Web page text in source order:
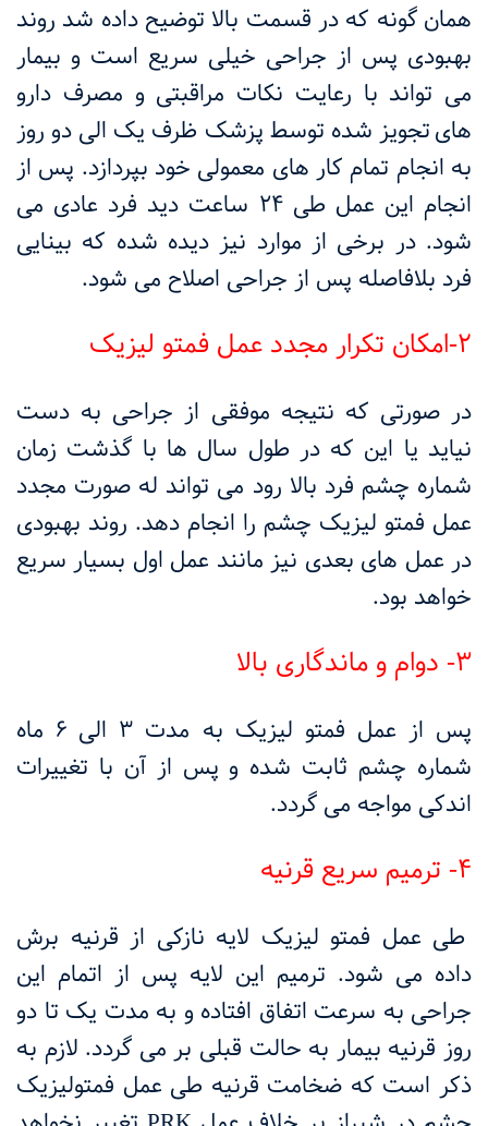
همان گونه که در قسمت بالا توضیح داده شد روند
بهبودی پس از جراحی خیلی سریع است و بیمار
می تواند با رعایت نکات مراقبتی و مصرف دارو
هایتجویز شده توسط پزشک ظرف یک الی دو روز
به انجام تمام کار های معمولی خود بپردازد. پس از
انجام این عمل طی ۲۴ ساعت دید فرد عادی می
شود. در برخی از موارد نیز دیده شده که بینایی
فرد بلافاصله پس از جراحی اصلاح می شود.
2-امکان تکرار مجدد عمل فمتو لیزیک
در صورتی که نتیجه موفقی از جراحی به دست
نیاید یا این که در طول سال ها با گذشت زمان
شماره چشم فرد بالا رود می تواند له صورت مجدد
عمل فمتو لیزیک چشم را انجام دهد. روند بهبودی
در عمل های بعدی نیز مانند عمل اول بسیار سریع
خواهد بود.
3- دوام و ماندگاری بالا
پس از عمل فمتو لیزیک به مدت ۳ الی ۶ ماه
شماره چشم ثابت شده و پس از آن با تغییرات
اندکی مواجه می گردد.
4- ترمیم سریع قرنیه
طی عمل فمتو لیزیک لایه نازکی از قرنیه برش
داده می شود. ترمیم این لایه پس از اتمام این
جراحی به سرعت اتفاق افتاده و به مدت یک تا دو
روز قرنیه بیمار به حالت قبلی بر می گردد. لازم به
ذکر است که ضخامت قرنیه طی عمل فمتولیزیک